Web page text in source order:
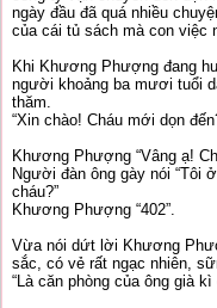
ngày đầu đã quá nhiều
của cái tủ sách mà con việc
Khi Khương Phượng đang
người khoảng ba mươi tuổi
thăm.
“Xin chào! Cháu mới dọn
Khương Phượng “Vâng ạ!
Người đàn ông gày nói “Tôi
cháu?”
Khương Phượng “402”.
Vừa nói dứt lời Khương
sắc, có vẻ rất ngạc nhiên,
“Là căn phòng của ông già